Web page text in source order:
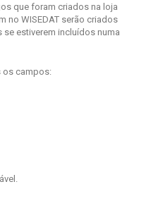
que foram criados na loja
no WISEDAT serão criados
se estiverem incluídos numa
os campos: